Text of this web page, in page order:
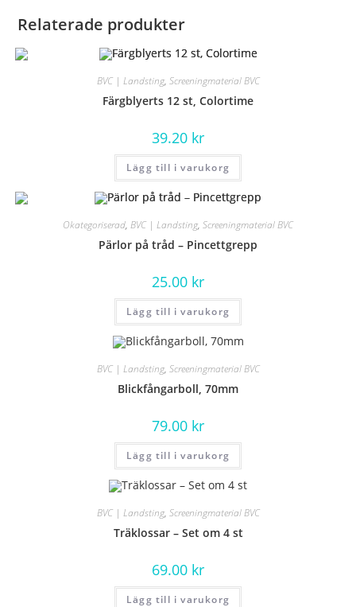
Relaterade produkter
BVC | Landsting, Screeningmaterial BVC
Färgblyerts 12 st, Colortime
39.20 kr
Lägg till i varukorg
Okategoriserad, BVC | Landsting, Screeningmaterial BVC
Pärlor på tråd – Pincettgrepp
25.00 kr
Lägg till i varukorg
BVC | Landsting, Screeningmaterial BVC
Blickfångarboll, 70mm
79.00 kr
Lägg till i varukorg
BVC | Landsting, Screeningmaterial BVC
Träklossar – Set om 4 st
69.00 kr
Lägg till i varukorg